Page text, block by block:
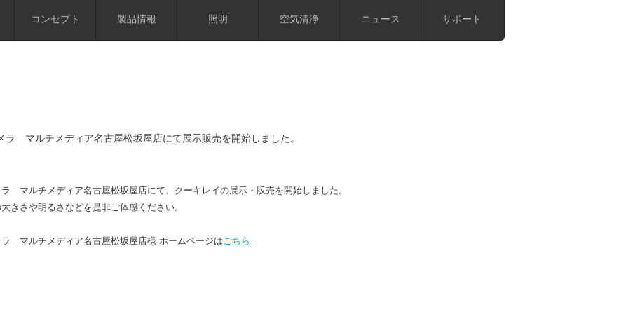
コンセプト 製品情報 照明 空気清浄 ニュース サポート
ラ マルチメディア名古屋松坂屋店にて展示販売を開始しました。
マルチメディア名古屋松坂屋店にて、クーキレイの展示・販売を開始しました。
きさや明るさなどを是非ご体感ください。
マルチメディア名古屋松坂屋店様 ホームページはこちら